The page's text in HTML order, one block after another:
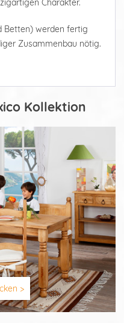
Charakter.
Betten) werden fertig
Zusammenbau nötig.
Kollektion
>